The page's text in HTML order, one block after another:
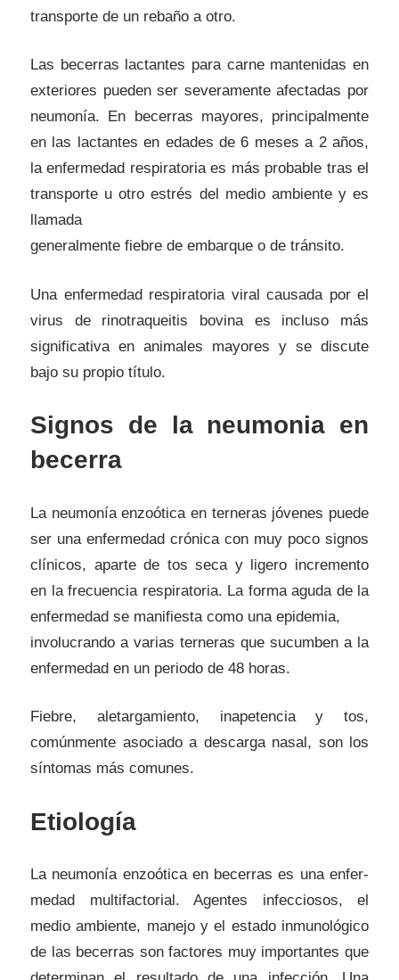
transporte de un rebaño a otro.
Las becerras lactantes para carne mantenidas en
exteriores pueden ser severamente afectadas por
neumonía. En becerras mayores, principalmente
en las lactantes en edades de 6 meses a 2 años,
la enfermedad respiratoria es más probable tras el
transporte u otro estrés del medio ambiente y es
llamada
generalmente fiebre de embarque o de tránsito.
Una enfermedad respiratoria viral causada por el
virus de rinotraqueitis bovina es incluso más
significativa en animales mayores y se discute
bajo su propio título.
Signos de la neumonia en
becerra
La neumonía enzoótica en terneras jóvenes puede
ser una enfermedad crónica con muy poco signos
clínicos, aparte de tos seca y ligero incremento
en la frecuencia respiratoria. La forma aguda de la
enfermedad se manifiesta como una epidemia,
involucrando a varias terneras que sucumben a la
enfermedad en un periodo de 48 horas.
Fiebre, aletargamiento, inapetencia y tos,
comúnmente asociado a descarga nasal, son los
síntomas más comunes.
Etiología
La neumonía enzoótica en becerras es una enfer-
medad multifactorial. Agentes infecciosos, el
medio ambiente, manejo y el estado inmunológico
de las becerras son factores muy importantes que